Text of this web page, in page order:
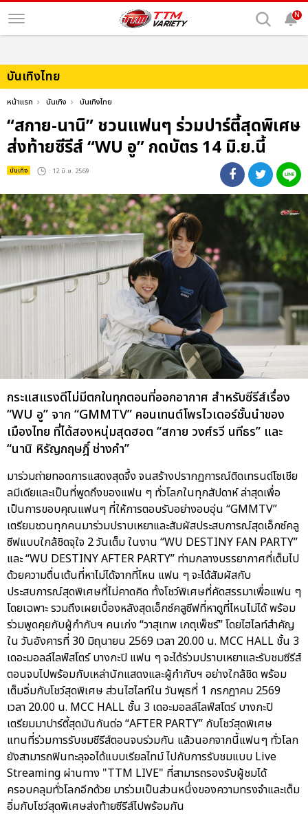
N
บันเทิงไทย
หน้าแรก บันเทิง บันเทิงไทย
“สกาย-นานิ” ชวนแฟนๆ ร่วมปาร์ตี้สุดพิเศษ
ส่งท้ายซีรีส์ “WU อู” กดบัตร 14 มิ.ย.นี้
บันเทิง : 12 มิ.ย. 2569
กระแสแรงดีไม่มีตกในทุกตอนที่ออกอากาศ สำหรับซีรีส์เรื่อง
“WU อู” จาก “GMMTV” คอนเทนต์โพรไวเดอร์ชั้นนำของ
เมืองไทย ที่ได้สองหนุ่มสุดฮอต “สกาย วงศ์รวี นทีธร” และ
“นานิ หิรัญกฤษฎิ์ ช่างคำ”
มาร่วมถ่ายทอดการแสดงสุดจึ้ง จนสร้างปรากฏการณ์ติดเทรนด์โซเชีย
ลมีเดียและเป็นที่พูดถึงของแฟน ๆ ทั่วโลกในทุกสัปดาห์ ล่าสุดเพื่อ
เป็นการขอบคุณแฟนๆ ที่ให้การตอบรับอย่างอบอุ่น “GMMTV”
เตรียมชวนทุกคนมาร่วมปราบเหยาและสัมผัสประสบการณ์สุดเอ็กซ์คลู
ซีฟแบบใกล้ชิดจุใจ 2 วันเต็ม ในงาน “WU DESTINY FAN PARTY”
และ “WU DESTINY AFTER PARTY” ท่ามกลางบรรยากาศที่เต็มไป
ด้วยความตื่นเต้นที่หาไม่ได้จากที่ไหน แฟน ๆ จะได้สัมผัสกับ
ประสบการณ์สุดพิเศษที่ไม่คาดคิด ทั้งโชว์พิเศษที่คัดสรรมาเพื่อแฟน ๆ
โดยเฉพาะ รวมถึงเผยเบื้องหลังสุดเอ็กซ์คลูซีฟที่หาดูที่ไหนไม่ได้ พร้อม
ร่วมพูดคุยกับผู้กำกับฯ คนเก่ง “วาสุเทพ เกตุเพ็ชร์” โดยไฮไลท์สำคัญ
ใน วันอังคารที่ 30 มิถุนายน 2569 เวลา 20.00 น. MCC HALL ชั้น 3
เดอะมอลล์ไลฟ์สโตร์ บางกะปิ แฟน ๆ จะได้ร่วมปราบเหยาและรับชมซีรีส์
ตอนจบไปพร้อมกับเหล่านักแสดงและผู้กำกับฯ อย่างใกล้ชิด พร้อม
เต็มอิ่มกับโชว์สุดพิเศษ ส่วนไฮไลท์ใน วันพุธที่ 1 กรกฎาคม 2569
เวลา 20.00 น. MCC HALL ชั้น 3 เดอะมอลล์ไลฟ์สโตร์ บางกะปิ
เตรียมมาปาร์ตี้สุดมันกันต่อ “AFTER PARTY” กับโชว์สุดพิเศษ
แทนที่ร่วมการรับชมซีรีส์ตอนจบร่วมกัน แล้วนอกจากนี้แฟนๆ ทั่วโลก
ยังสามารถฟินทะลุจอได้แบบเรียลไทม์ ไปกับการรับชมแบบ Live
Streaming ผ่านทาง "TTM LIVE" ที่สามารถรองรับผู้ชมได้
ครอบคลุมทั่วโลกอีกด้วย มาร่วมเป็นส่วนหนึ่งของความทรงจำและเต็ม
อิ่มกับโชว์สุดพิเศษส่งท้ายซีรีส์ไปพร้อมกัน